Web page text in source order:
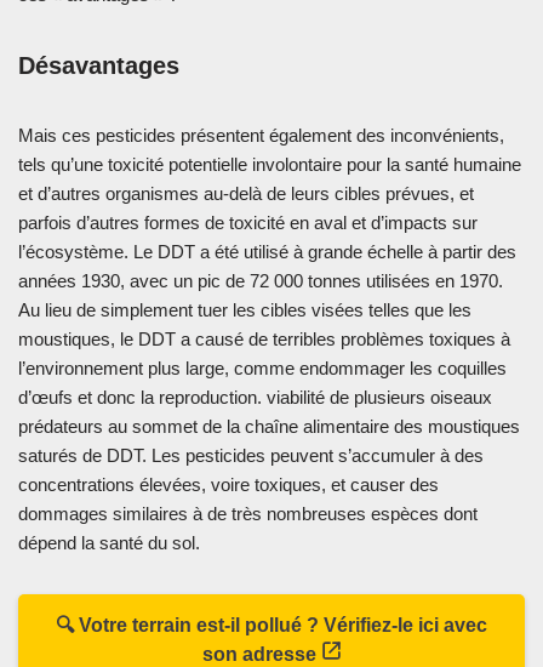
Désavantages
Mais ces pesticides présentent également des inconvénients,
tels qu’une toxicité potentielle involontaire pour la santé humaine
et d’autres organismes au-delà de leurs cibles prévues, et
parfois d’autres formes de toxicité en aval et d’impacts sur
l’écosystème. Le DDT a été utilisé à grande échelle à partir des
années 1930, avec un pic de 72 000 tonnes utilisées en 1970.
Au lieu de simplement tuer les cibles visées telles que les
moustiques, le DDT a causé de terribles problèmes toxiques à
l’environnement plus large, comme endommager les coquilles
d’œufs et donc la reproduction. viabilité de plusieurs oiseaux
prédateurs au sommet de la chaîne alimentaire des moustiques
saturés de DDT. Les pesticides peuvent s’accumuler à des
concentrations élevées, voire toxiques, et causer des
dommages similaires à de très nombreuses espèces dont
dépend la santé du sol.
🔍 Votre terrain est-il pollué ? Vérifiez-le ici avec
son adresse